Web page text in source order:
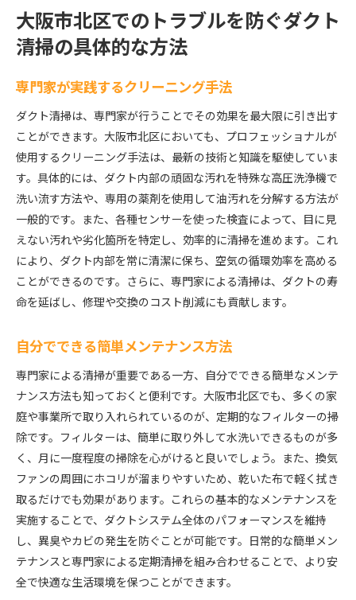
大阪市北区でのトラブルを防ぐダクト
清掃の具体的な方法
専門家が実践するクリーニング手法
ダクト清掃は、専門家が行うことでその効果を最大限に引き出す
ことができます。大阪市北区においても、プロフェッショナルが
使用するクリーニング手法は、最新の技術と知識を駆使していま
す。具体的には、ダクト内部の頑固な汚れを特殊な高圧洗浄機で
洗い流す方法や、専用の薬剤を使用して油汚れを分解する方法が
一般的です。また、各種センサーを使った検査によって、目に見
えない汚れや劣化箇所を特定し、効率的に清掃を進めます。これ
により、ダクト内部を常に清潔に保ち、空気の循環効率を高める
ことができるのです。さらに、専門家による清掃は、ダクトの寿
命を延ばし、修理や交換のコスト削減にも貢献します。
自分でできる簡単メンテナンス方法
専門家による清掃が重要である一方、自分でできる簡単なメンテ
ナンス方法も知っておくと便利です。大阪市北区でも、多くの家
庭や事業所で取り入れられているのが、定期的なフィルターの掃
除です。フィルターは、簡単に取り外して水洗いできるものが多
く、月に一度程度の掃除を心がけると良いでしょう。また、換気
ファンの周囲にホコリが溜まりやすいため、乾いた布で軽く拭き
取るだけでも効果があります。これらの基本的なメンテナンスを
実施することで、ダクトシステム全体のパフォーマンスを維持
し、異臭やカビの発生を防ぐことが可能です。日常的な簡単メン
テナンスと専門家による定期清掃を組み合わせることで、より安
全で快適な生活環境を保つことができます。